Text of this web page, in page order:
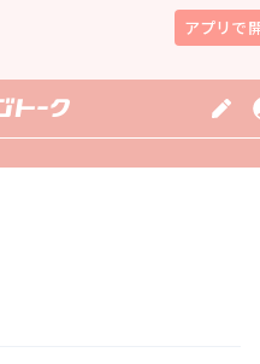
アプリで